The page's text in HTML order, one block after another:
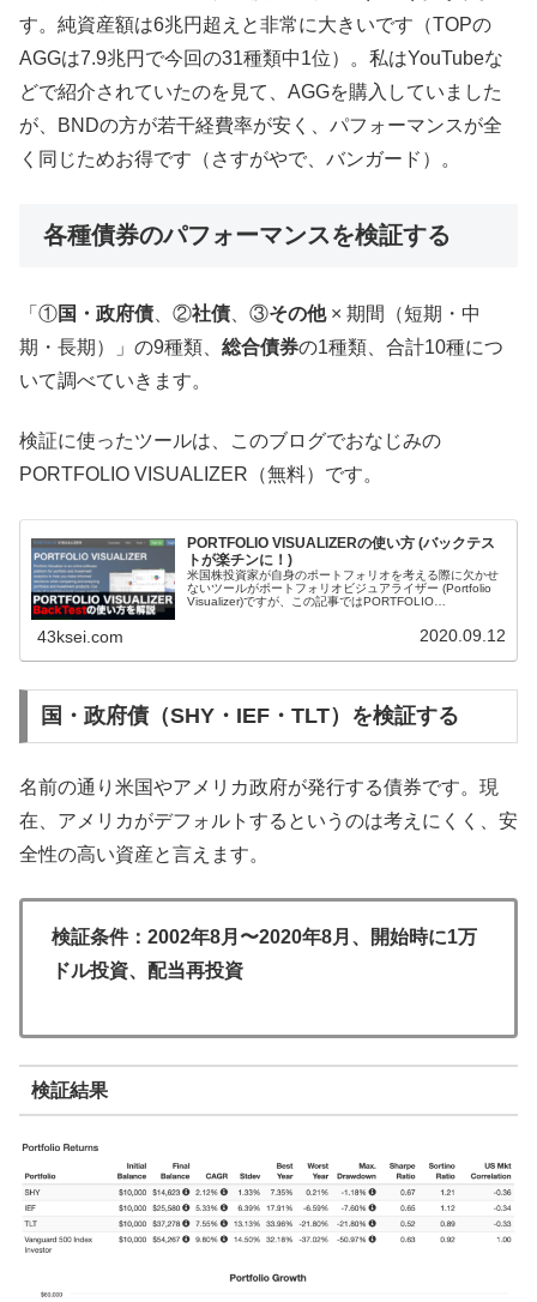
す。純資産額は6兆円超えと非常に大きいです（TOPの
AGGは7.9兆円で今回の31種類中1位）。私はYouTubeな
どで紹介されていたのを見て、AGGを購入していました
が、BNDの方が若干経費率が安く、パフォーマンスが全
く同じためお得です（さすがやで、バンガード）。
各種債券のパフォーマンスを検証する
「①国・政府債 、②社債 、③その他× 期間（短期・中
期・長期）」の9種類、 総合債券の1種類、合計10種につ
いて調べていきます。
検証に使ったツールは、このブログでおなじみの
PORTFOLIO VISUALIZER（無料）です。
PORTFOLIO VISUALIZERの使い方 (バックテス
トが楽チンに！)
米国株投資家が自身のポートフォリオを考える際に欠かせ
ないツールがポートフォリオビジュアライザー (Portfolio
Visualizer)ですが、この記事ではPORTFOLIO
43ksei.com 2020.09.12
国・政府債（SHY・IEF・TLT）を検証する
名前の通り米国やアメリカ政府が発行する債券です。現
在、アメリカがデフォルトするというのは考えにくく、安
全性の高い資産と言えます。
検証条件：2002年8月〜2020年8月、開始時に1万
ドル投資、配当再投資
検証結果